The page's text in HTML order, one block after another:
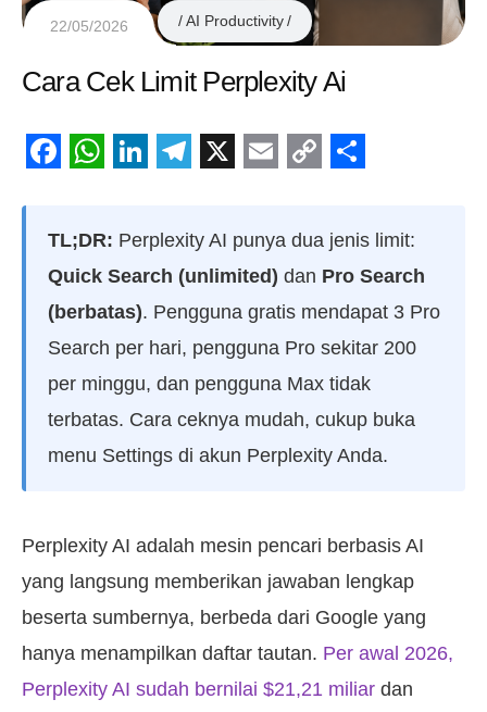
22/05/2026 AI Productivity
Cara Cek Limit Perplexity Ai
TL;DR: Perplexity AI punya dua jenis limit:
Quick Search (unlimited) dan Pro Search
(berbatas). Pengguna gratis mendapat 3 Pro
Search per hari, pengguna Pro sekitar 200
per minggu, dan pengguna Max tidak
terbatas. Cara ceknya mudah, cukup buka
menu Settings di akun Perplexity Anda.
Perplexity AI adalah mesin pencari berbasis AI
yang langsung memberikan jawaban lengkap
beserta sumbernya, berbeda dari Google yang
hanya menampilkan daftar tautan. Per awal 2026,
Perplexity AI sudah bernilai $21,21 miliar dan